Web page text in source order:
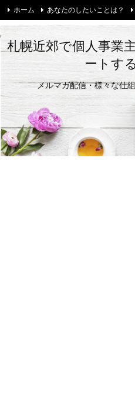
札幌近郊で個人事業
ートす
メルマガ配信・様々な仕
ホーム あなたのしたいことは？